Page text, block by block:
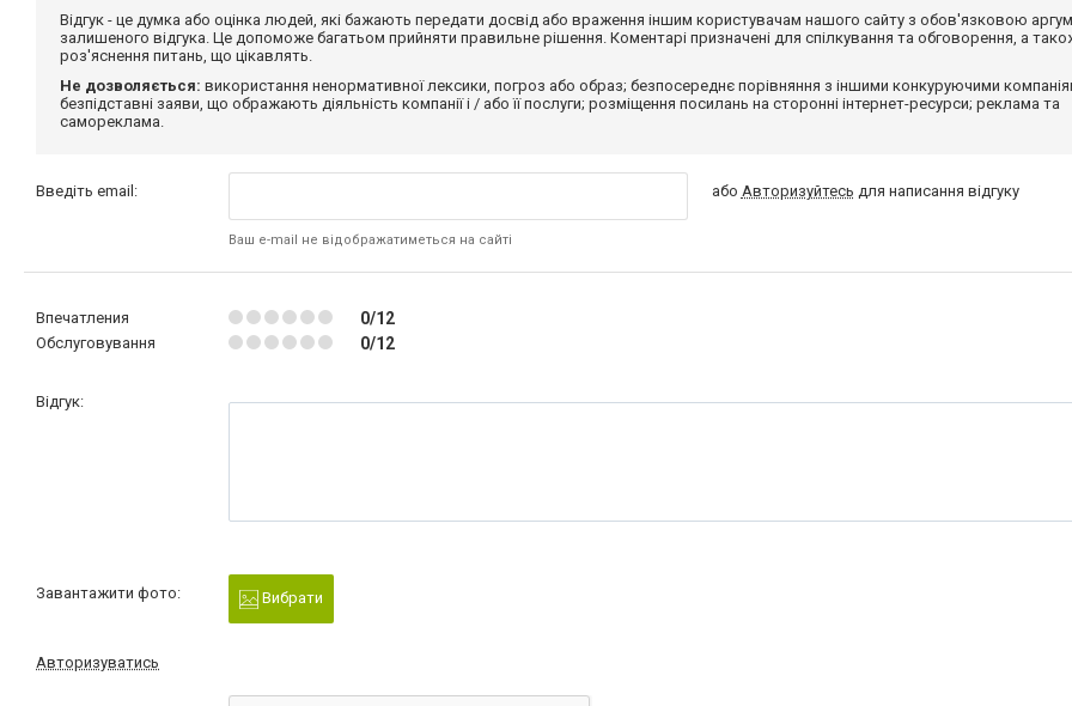
Відгук - це думка або оцінка людей, які бажають передати досвід або враження іншим користувачам нашого сайту з обов'язковою
залишеного відгука. Це допоможе багатьом прийняти правильне рішення. Коментарі призначені для спілкування та обговорення, а
роз'яснення питань, що цікавлять.
Не дозволяється: використання ненормативної лексики, погроз або образ; безпосереднє порівняння з іншими конкуруючими
безпідставні заяви, що ображають діяльність компанії і / або її послуги; розміщення посилань на сторонні інтернет-ресурси; реклама та
самореклама.
Введіть email:
Ваш e-mail не відображатиметься на сайті
або Авторизуйтесь для написання відгуку
Впечатления 0/12
Обслуговування 0/12
Відгук:
Завантажити фото: Вибрати
Авторизуватись